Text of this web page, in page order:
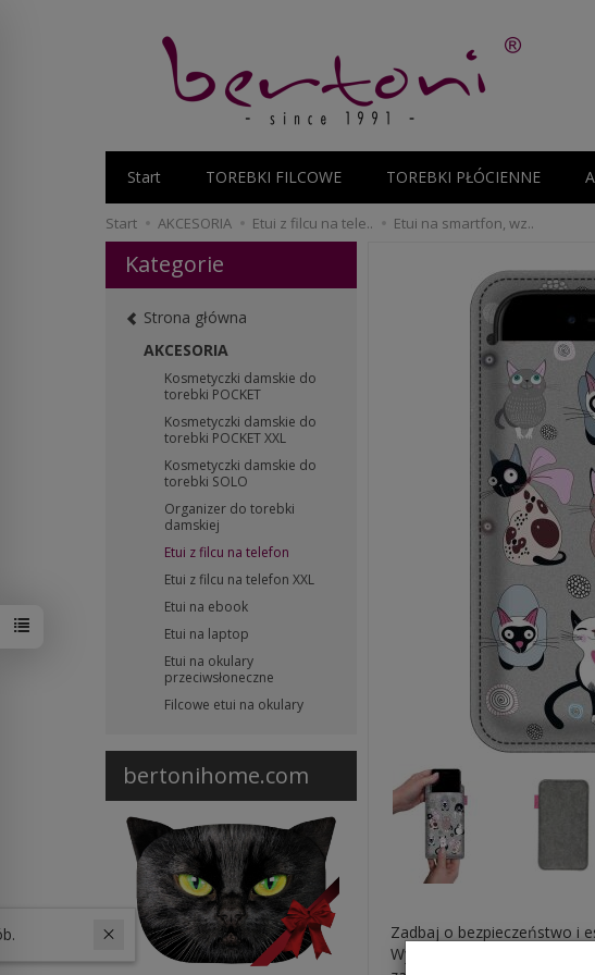
Start TOREBKI FILCOWE TOREBKI PŁÓCIENNE
Start AKCESORIA Etui z filcu na tele.. Etui na smartfon, wz..
Zadbaj o bezpieczeństwo i
Wykonane z ekologicznego
W ostatnich 30 dniach produktem interesuje się osób.
Kategorie
Strona główna
AKCESORIA
Kosmetyczki damskie do
torebki POCKET
Kosmetyczki damskie do
torebki POCKET XXL
Kosmetyczki damskie do
torebki SOLO
Organizer do torebki
damskiej
Etui z filcu na telefon
Etui z filcu na telefon XXL
Etui na ebook
Etui na laptop
Etui na okulary
przeciwsłoneczne
Filcowe etui na okulary
bertonihome.com